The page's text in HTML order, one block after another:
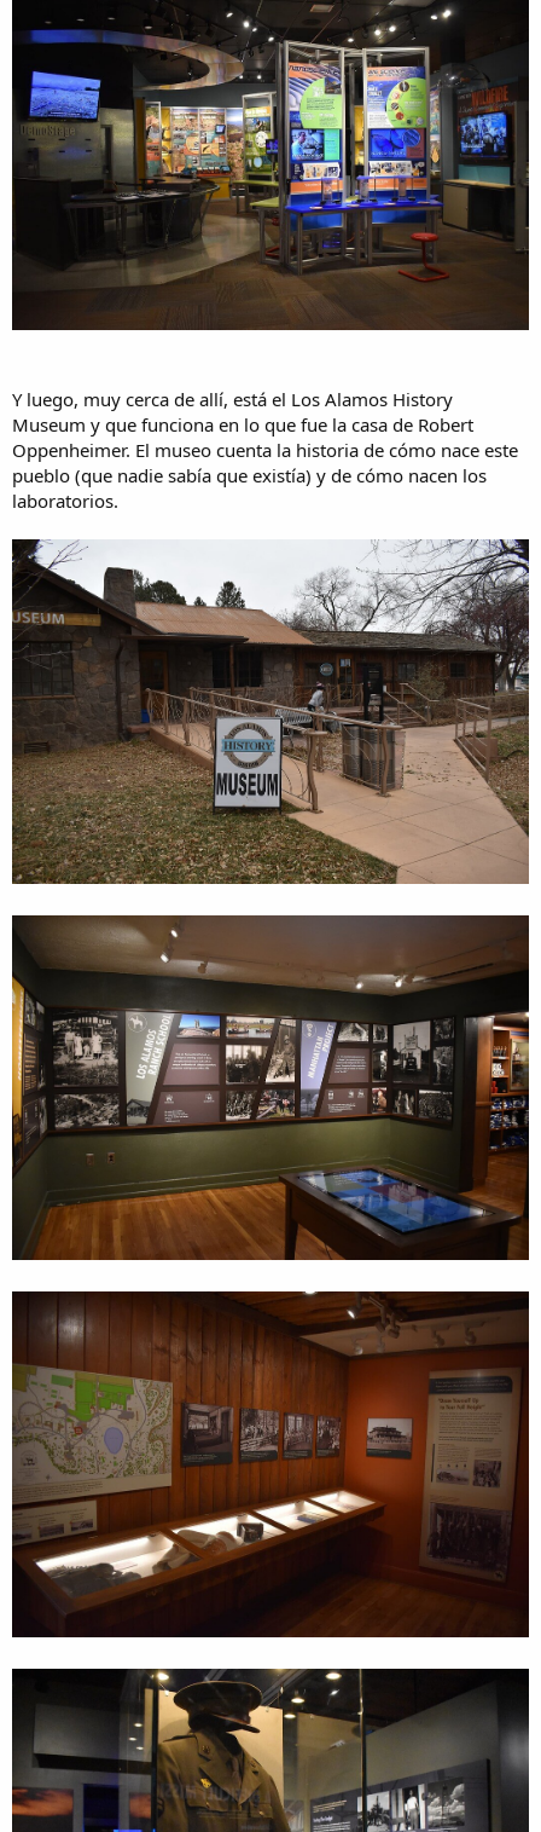
Y luego, muy cerca de allí, está el Los Alamos History
Museum y que funciona en lo que fue la casa de Robert
Oppenheimer. El museo cuenta la historia de cómo nace este
pueblo (que nadie sabía que existía) y de cómo nacen los
laboratorios.